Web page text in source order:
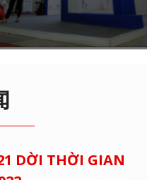
DỜI THỜI GIAN